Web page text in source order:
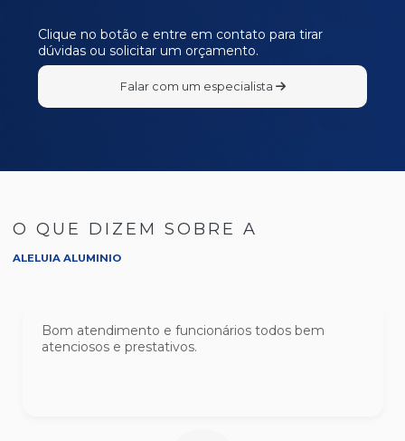
Clique no botão e entre em contato para tirar
dúvidas ou solicitar um orçamento.
Falar com um especialista
O QUE DIZEM SOBRE A
ALELUIA ALUMINIO
Bom atendimento e funcionários todos bem
atenciosos e prestativos.